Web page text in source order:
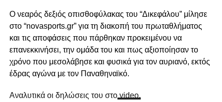
Ο νεαρός δεξιός οπισθοφύλακας του “Δικεφάλου” μίλησε
στο “novasports.gr” για τη διακοπή του πρωταθλήματος
και τις αποφάσεις που πάρθηκαν προκειμένου να
επανεκκινήσει, την ομάδα του και πως αξιοποίησαν το
χρόνο που μεσολάβησε και φυσικά για τον αυριανό, εκτός
έδρας αγώνα με τον Παναθηναϊκό.
Αναλυτικά οι δηλώσεις του στοvideo.